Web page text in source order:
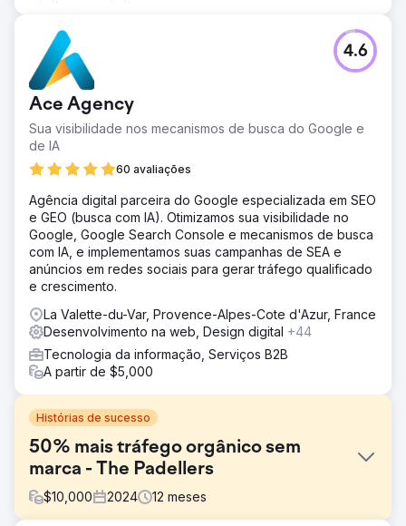
Ace Agency
Sua visibilidade nos mecanismos de busca do Google e
de IA
60 avaliações
4.6
Agência digital parceira do Google especializada em SEO
e GEO (busca com IA). Otimizamos sua visibilidade no
Google, Google Search Console e mecanismos de busca
com IA, e implementamos suas campanhas de SEA e
anúncios em redes sociais para gerar tráfego qualificado
e crescimento.
La Valette-du-Var, Provence-Alpes-Cote d'Azur, France
Desenvolvimento na web, Design digital +44
Tecnologia da informação, Serviços B2B
A partir de $5,000
Histórias de sucesso
50% mais tráfego orgânico sem
marca - The Padellers
$10,000 2024 12 meses